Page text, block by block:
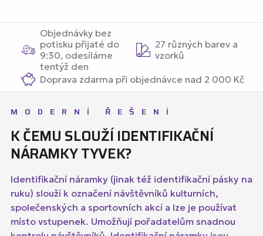
Objednávky bez
potisku přijaté do
9:30, odesíláme
tentýž den
27 různých barev a
vzorků
Doprava zdarma při objednávce nad 2 000 Kč
MODERNÍ ŘEŠENÍ
K ČEMU SLOUŽÍ IDENTIFIKAČNÍ
NÁRAMKY TYVEK?
Identifikační náramky (jinak též identifikační pásky na
ruku) slouží k označení návštěvníků kulturních,
společenských a sportovních akcí a lze je používat
místo vstupenek. Umožňují pořadatelům snadnou